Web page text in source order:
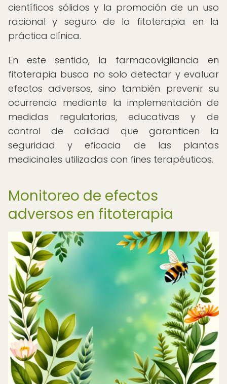
científicos sólidos y la promoción de un uso
racional y seguro de la fitoterapia en la
práctica clínica.
En este sentido, la farmacovigilancia en
fitoterapia busca no solo detectar y evaluar
efectos adversos, sino también prevenir su
ocurrencia mediante la implementación de
medidas regulatorias, educativas y de
control de calidad que garanticen la
seguridad y eficacia de las plantas
medicinales utilizadas con fines terapéuticos.
Monitoreo de efectos
adversos en fitoterapia